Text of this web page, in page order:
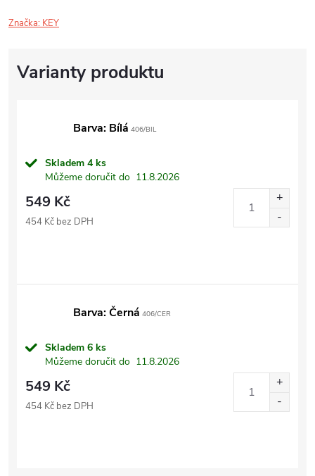
Značka: KEY
Barva: Bílá 406/BIL
Skladem 4 ks
Můžeme doručit do 11.8.2026
549 Kč
454 Kč bez DPH
Barva: Černá 406/CER
Skladem 6 ks
Můžeme doručit do 11.8.2026
549 Kč
454 Kč bez DPH